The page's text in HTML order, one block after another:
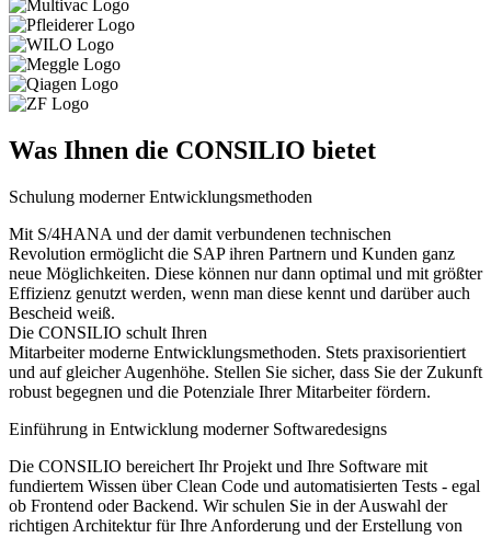
Was Ihnen die CONSILIO bietet
Schulung moderner Entwicklungsmethoden
Mit S/4HANA und der damit verbundenen technischen
Revolution ermöglicht die SAP ihren Partnern und Kunden ganz
neue Möglichkeiten. Diese können nur dann optimal und mit größter
Effizienz genutzt werden, wenn man diese kennt und darüber auch
Bescheid weiß.
Die CONSILIO schult Ihren
Mitarbeiter moderne Entwicklungsmethoden. Stets praxisorientiert
und auf gleicher Augenhöhe. Stellen Sie sicher, dass Sie der Zukunft
robust begegnen und die Potenziale Ihrer Mitarbeiter fördern.
Einführung in Entwicklung moderner Softwaredesigns
Die CONSILIO bereichert Ihr Projekt und Ihre Software mit
fundiertem Wissen über Clean Code und automatisierten Tests - egal
ob Frontend oder Backend. Wir schulen Sie in der Auswahl der
richtigen Architektur für Ihre Anforderung und der Erstellung von